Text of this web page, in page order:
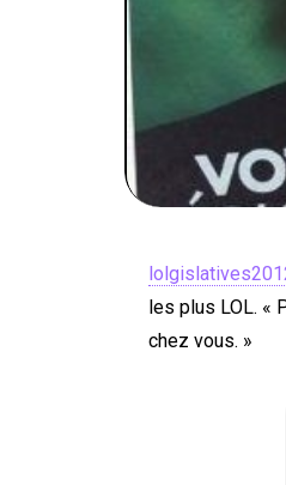
les plus LOL. «
chez vous. »